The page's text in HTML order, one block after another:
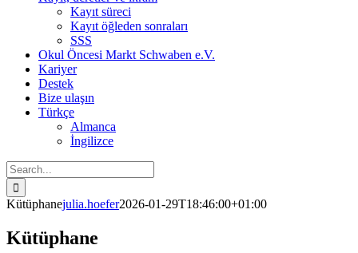
Kayıt süreci
Kayıt öğleden sonraları
SSS
Okul Öncesi Markt Schwaben e.V.
Kariyer
Destek
Bize ulaşın
Türkçe
Almanca
İngilizce
Search
for:
Kütüphanejulia.hoefer2026-01-29T18:46:00+01:00
Kütüphane